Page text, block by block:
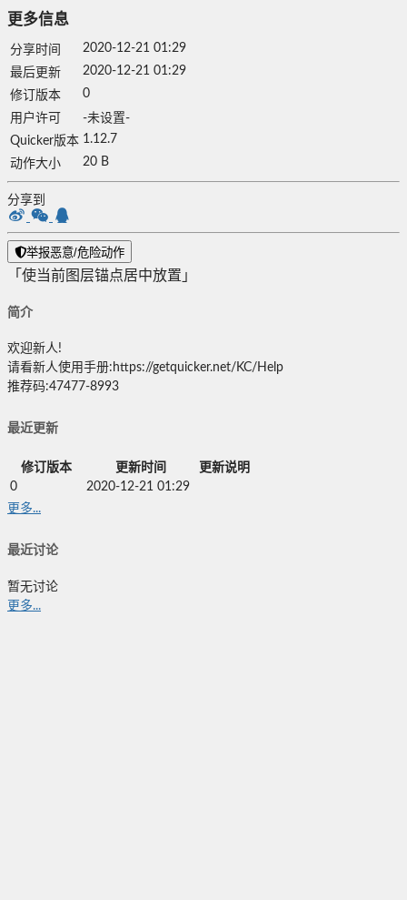
更多信息
分享时间
2020-12-21 01:29
最后更新
2020-12-21 01:29
修订版本
0
用户许可
-未设置-
Quicker版本 1.12.7
动作大小
20 B
分享到
举报恶意/危险动作
「使当前图层锚点居中放置」
简介
欢迎新人!
请看新人使用手册:https://getquicker.net/KC/Help
推荐码:47477-8993
最近更新
修订版本 更新时间
更新说明
0
2020-12-21 01:29
更多...
最近讨论
暂无讨论
更多...